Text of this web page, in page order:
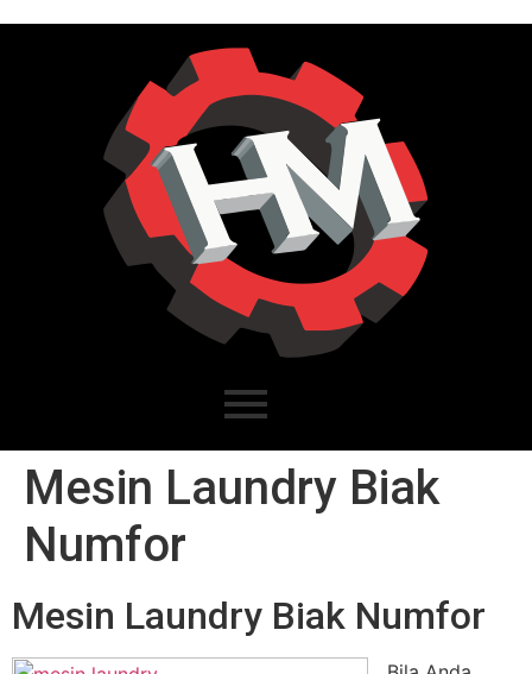
Mesin Laundry Biak
Numfor
Mesin Laundry Biak Numfor